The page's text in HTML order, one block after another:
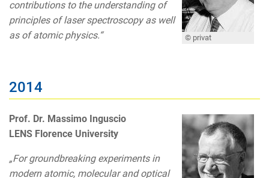
© privat
contributions to the understanding of
principles of laser spectroscopy as well
as of atomic physics.“
2014
Prof. Dr. Massimo Inguscio
LENS Florence University
„For groundbreaking experiments in
modern atomic, molecular and optical